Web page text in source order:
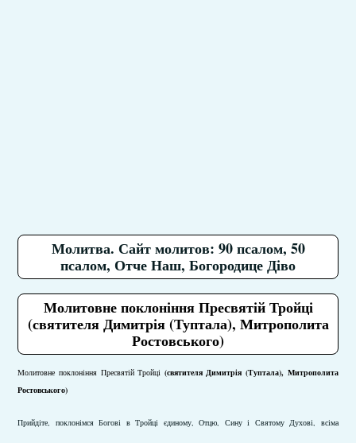
Молитва. Сайт молитов: 90 псалом, 50
псалом, Отче Наш, Богородице Діво
Молитовне поклоніння Пресвятій Тройці
(святителя Димитрія (Туптала), Митрополита
Ростовського)
Молитовне поклоніння Пресвятій Тройці (святителя Димитрія (Туптала), Митрополита
Ростовського)
Прийдіте, поклонімся Богові в Тройці єдиному, Отцю, Сину і Святому Духові, всіма